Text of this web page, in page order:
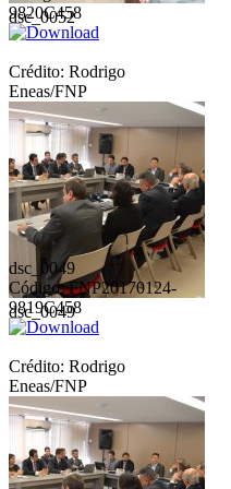
dsc_0052
9820C458
Crédito: Rodrigo
Eneas/FNP
dsc_0049
dsc_0049
Código: FNP20170124-
9819C458
Crédito: Rodrigo
Eneas/FNP